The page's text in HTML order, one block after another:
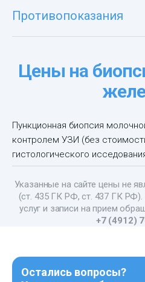
Противопоказания
Цены на
Пункционная биопсия
контролем УЗИ (без
гистологического
Указанные на сайте цены не
(ст. 435 ГК РФ, cт. 437 ГК РФ).
услуг и записи на прием
+7 (4912)
Остались вопросы?